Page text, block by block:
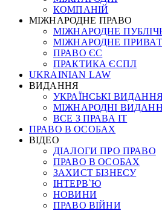
КОМПАНІЙ
МІЖНАРОДНЕ ПРАВО
МІЖНАРОДНЕ
МІЖНАРОДНЕ
ПРАВО ЄС
ПРАКТИКА ЄСПЛ
UKRAINIAN LAW
ВИДАННЯ
УКРАЇНСЬКІ
МІЖНАРОДНІ
ВСЕ З ПРАВА ІТ
ПРАВО В ОСОБАХ
ВІДЕО
ДІАЛОГИ ПРО ПРАВО
ПРАВО В ОСОБАХ
ЗАХИСТ БІЗНЕСУ
ІНТЕРВ`Ю
НОВИНИ
ПРАВО ВІЙНИ